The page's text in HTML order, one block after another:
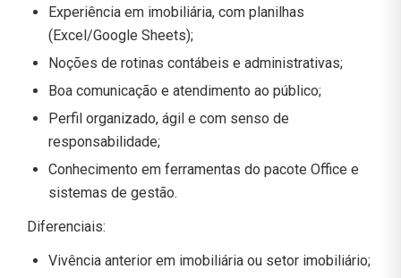
Experiência em imobiliária, com planilhas
(Excel/Google Sheets);
Noções de rotinas contábeis e administrativas;
Boa comunicação e atendimento ao público;
Perfil organizado, ágil e com senso de
responsabilidade;
Conhecimento em ferramentas do pacote Office e
sistemas de gestão.
Diferenciais:
Vivência anterior em imobiliária ou setor imobiliário;